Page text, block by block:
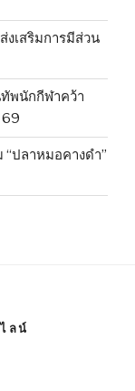
งเสริมการมีส่วน
พนักกีฬาคว้า
69
“ปลาหมอคางดำ”
ลน์